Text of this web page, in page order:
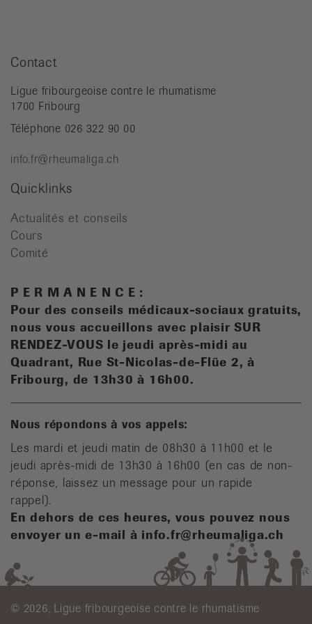
Contact
Ligue fribourgeoise contre le rhumatisme
1700 Fribourg
Téléphone 026 322 90 00
info.fr@rheumaliga.ch
Quicklinks
Actualités et conseils
Cours
Comité
P E R M A N E N C E :
Pour des conseils médicaux-sociaux gratuits,
nous vous accueillons avec plaisir SUR
RENDEZ-VOUS le jeudi après-midi au
Quadrant, Rue St-Nicolas-de-Flüe 2, à
Fribourg, de 13h30 à 16h00.
Nous répondons à vos appels:
Les mardi et jeudi matin de 08h30 à 11h00 et le
jeudi après-midi de 13h30 à 16h00 (en cas de non-
réponse, laissez un message pour un rapide
rappel).
En dehors de ces heures, vous pouvez nous
envoyer un e-mail à info.fr@rheumaliga.ch
© 2026, Ligue fribourgeoise contre le rhumatisme